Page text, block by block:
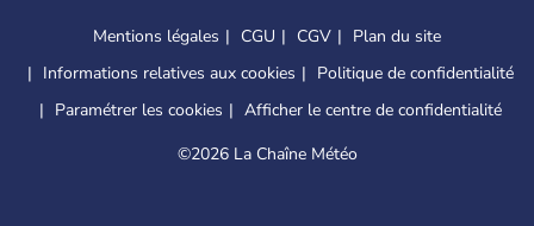
Mentions légales CGU CGV
Plan du site
Informations relatives aux cookies
Politique de confidentialité
Paramétrer les cookies
Afficher le centre de confidentialité
©2026 La Chaîne Météo